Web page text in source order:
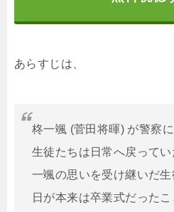
あらすじは、
柊一颯 (菅田将暉) が警察
生徒たちは日常へ戻ってい
一颯の思いを受け継いだ
日が本来は卒業式だった